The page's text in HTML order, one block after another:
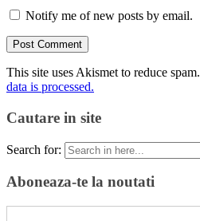
Notify me of new posts by email.
This site uses Akismet to reduce spam.
data is processed.
Cautare in site
Search for:
Aboneaza-te la noutati